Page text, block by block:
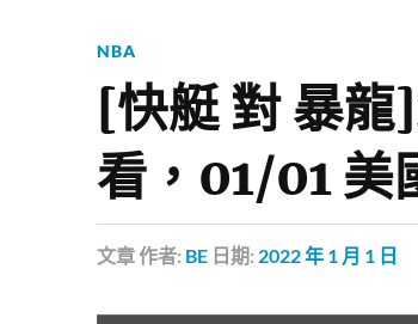
NBA
[快艇 對 暴
看，01/01 美
文章作者: BE 日期: 2022 年 1 月 1 日